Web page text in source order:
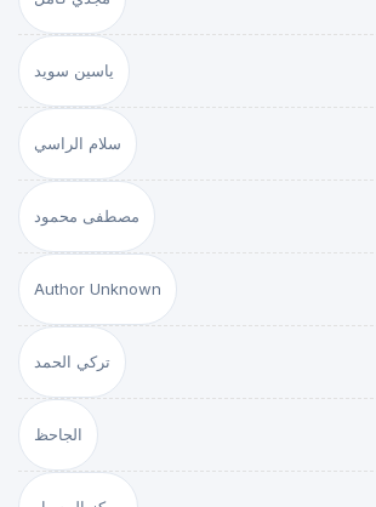
ياسين سويد
سلام الراسي
مصطفى محمود
Author Unknown
تركي الحمد
الجاحظ